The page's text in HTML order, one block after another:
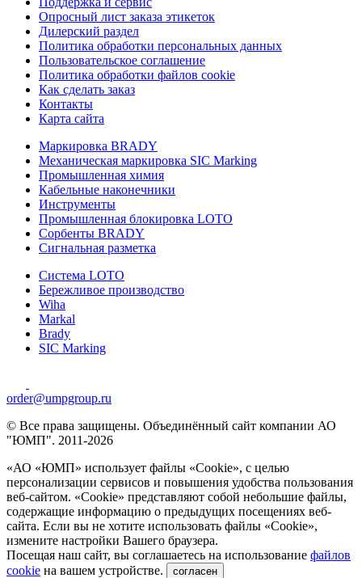
Опросный лист заказа этикеток
Дилерский раздел
Политика обработки персональных данных
Пользовательское соглашение
Политика обработки файлов cookie
Как сделать заказ
Контакты
Карта сайта
Маркировка BRADY
Механическая маркировка SIC Marking
Промышленная химия
Кабельные наконечники
Инструменты
Промышленная блокировка LOTO
Сорбенты BRADY
Сигнальная разметка
Система LOTO
Бережливое производство
Wiha
Markal
Brady
SIC Marking
order@umpgroup.ru
© Все права защищены. Объединённый сайт компании АО
"ЮМП". 2011-2026
«АО «ЮМП» использует файлы «Сookie», с целью
персонализации сервисов и повышения удобства пользования
веб-сайтом. «Cookie» представляют собой небольшие файлы,
содержащие информацию о предыдущих посещениях веб-
сайта. Если вы не хотите использовать файлы «Сookie»,
измените настройки Вашего браузера.
Посещая наш сайт, вы соглашаетесь на использование файлов
cookie на вашем устройстве. согласен